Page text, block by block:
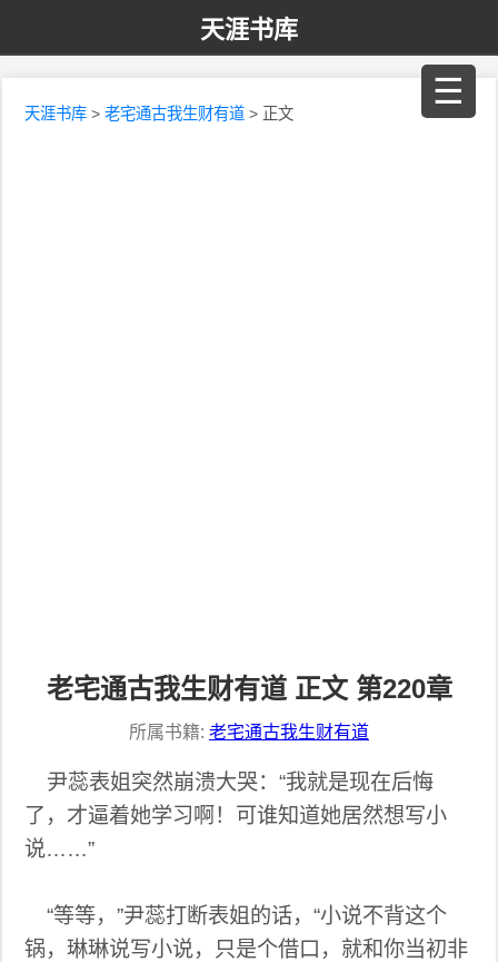
天涯书库
☰
天涯书库 >老宅通古我生财有道 > 正文
老宅通古我生财有道 正文 第220章
所属书籍: 老宅通古我生财有道
尹蕊表姐突然崩溃大哭：“我就是现在后悔
了，才逼着她学习啊！可谁知道她居然想写小
说……”
“等等，”尹蕊打断表姐的话，“小说不背这个
锅，琳琳说写小说，只是个借口，就和你当初非